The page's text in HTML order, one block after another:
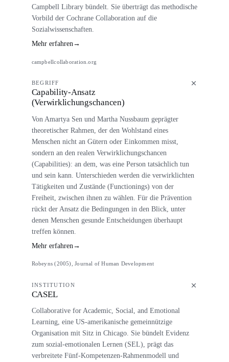
Campbell Library bündelt. Sie überträgt das methodische
Vorbild der Cochrane Collaboration auf die
Sozialwissenschaften.
Mehr erfahren→
campbellcollaboration.org
BEGRIFF
Capability-Ansatz
(Verwirklichungschancen)
Von Amartya Sen und Martha Nussbaum geprägter
theoretischer Rahmen, der den Wohlstand eines
Menschen nicht an Gütern oder Einkommen misst,
sondern an den realen Verwirklichungschancen
(Capabilities): an dem, was eine Person tatsächlich tun
und sein kann. Unterschieden werden die verwirklichten
Tätigkeiten und Zustände (Functionings) von der
Freiheit, zwischen ihnen zu wählen. Für die Prävention
rückt der Ansatz die Bedingungen in den Blick, unter
denen Menschen gesunde Entscheidungen überhaupt
treffen können.
Mehr erfahren→
Robeyns (2005), Journal of Human Development
INSTITUTION
CASEL
Collaborative for Academic, Social, and Emotional
Learning, eine US-amerikanische gemeinnützige
Organisation mit Sitz in Chicago. Sie bündelt Evidenz
zum sozial-emotionalen Lernen (SEL), prägt das
verbreitete Fünf-Kompetenzen-Rahmenmodell und